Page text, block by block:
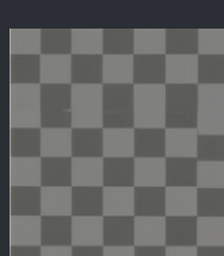
Перейти
к
содержимому